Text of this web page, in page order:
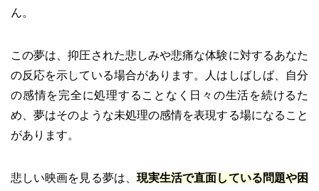
ん。
この夢は、抑圧された悲しみや悲痛な体験に対するあなた
の反応を示している場合があります。人はしばしば、自分
の感情を完全に処理することなく日々の生活を続けるた
め、夢はそのような未処理の感情を表現する場になること
があります。
悲しい映画を見る夢は、 現実生活で直面している問題や困